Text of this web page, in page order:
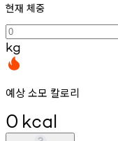
현재 체중
kg
예상 소모 칼로리
0 kcal